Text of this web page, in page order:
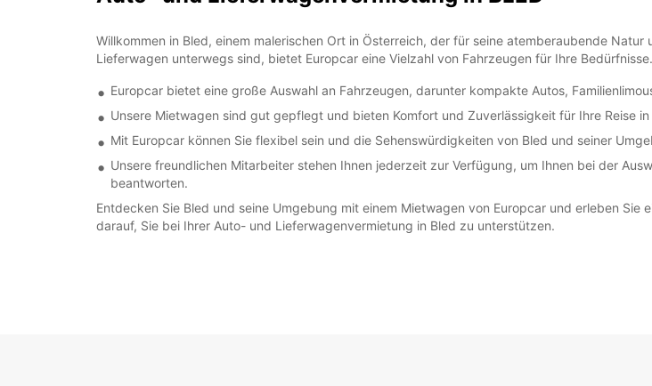
Willkommen in Bled, einem malerischen Ort in Österreich, der für seine atemberaubende
Lieferwagen unterwegs sind, bietet Europcar eine Vielzahl von Fahrzeugen für Ihre Bedürfnisse.
Europcar bietet eine große Auswahl an Fahrzeugen, darunter kompakte Autos,
Unsere Mietwagen sind gut gepflegt und bieten Komfort und Zuverlässigkeit für Ihre Reise in
Mit Europcar können Sie flexibel sein und die Sehenswürdigkeiten von Bled und seiner
Unsere freundlichen Mitarbeiter stehen Ihnen jederzeit zur Verfügung, um Ihnen bei der
beantworten.
Entdecken Sie Bled und seine Umgebung mit einem Mietwagen von Europcar und erleben Sie
darauf, Sie bei Ihrer Auto- und Lieferwagenvermietung in Bled zu unterstützen.